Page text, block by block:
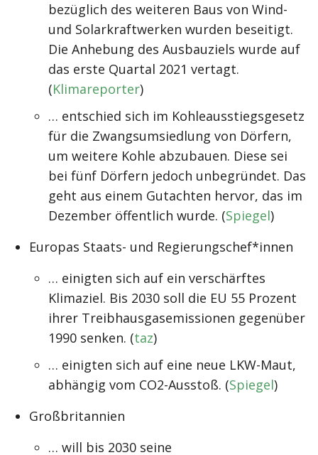
bezüglich des weiteren Baus von Wind-
und Solarkraftwerken wurden beseitigt.
Die Anhebung des Ausbauziels wurde auf
das erste Quartal 2021 vertagt.
(Klimareporter)
… entschied sich im Kohleausstiegsgesetz
für die Zwangsumsiedlung von Dörfern,
um weitere Kohle abzubauen. Diese sei
bei fünf Dörfern jedoch unbegründet. Das
geht aus einem Gutachten hervor, das im
Dezember öffentlich wurde. (Spiegel)
Europas Staats- und Regierungschef*innen
… einigten sich auf ein verschärftes
Klimaziel. Bis 2030 soll die EU 55 Prozent
ihrer Treibhausgasemissionen gegenüber
1990 senken. (taz)
… einigten sich auf eine neue LKW-Maut,
abhängig vom CO2-Ausstoß. (Spiegel)
Großbritannien
… will bis 2030 seine